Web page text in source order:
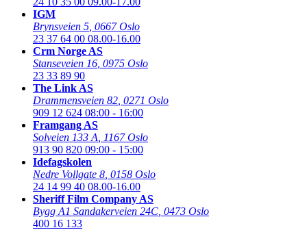
IGM
Brynsveien 5 0667 Oslo
23 37 64 00 08.00-16.00
Crm Norge AS
Stanseveien 16 0975 Oslo
23 33 89 90
The Link AS
Drammensveien 82 0271 Oslo
909 12 624 08:00 - 16:00
Framgang AS
Solveien 133 A
1167 Oslo
913 90 820 09:00 - 15:00
Idefagskolen
Nedre Vollgate 8 0158 Oslo
24 14 99 40 08.00-16.00
Sheriff Film Company AS
Bygg A1 Sandakerveien 24C 0473 Oslo
400 16 133